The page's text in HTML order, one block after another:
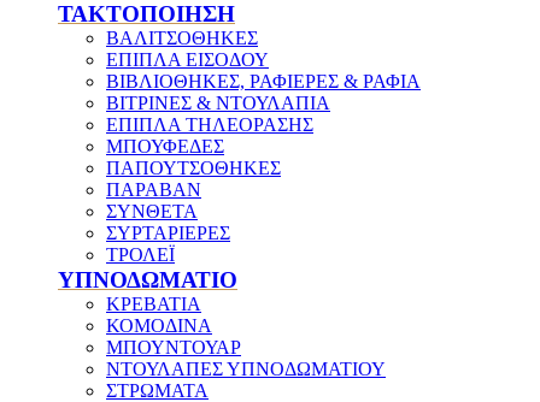
ΤΑΚΤΟΠΟΙΗΣΗ
ΒΑΛΙΤΣΟΘΗΚΕΣ
ΕΠΙΠΛΑ ΕΙΣΟΔΟΥ
ΒΙΒΛΙΟΘΗΚΕΣ, ΡΑΦΙΕΡΕΣ & ΡΑΦΙΑ
ΒΙΤΡΙΝΕΣ & ΝΤΟΥΛΑΠΙΑ
ΕΠΙΠΛΑ ΤΗΛΕΟΡΑΣΗΣ
ΜΠΟΥΦΕΔΕΣ
ΠΑΠΟΥΤΣΟΘΗΚΕΣ
ΠΑΡΑΒΑΝ
ΣΥΝΘΕΤΑ
ΣΥΡΤΑΡΙΕΡΕΣ
ΤΡΟΛΕΪ
ΥΠΝΟΔΩΜΑΤΙΟ
ΚΡΕΒΑΤΙΑ
ΚΟΜΟΔΙΝΑ
ΜΠΟΥΝΤΟΥΑΡ
ΝΤΟΥΛΑΠΕΣ ΥΠΝΟΔΩΜΑΤΙΟΥ
ΣΤΡΩΜΑΤΑ